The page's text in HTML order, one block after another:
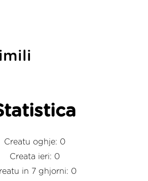
Creatu oghje: 0
Creata ieri: 0
in 7 ghjorni: 0